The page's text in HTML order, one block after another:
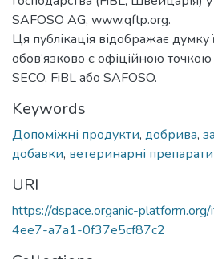
SAFOSO AG, www.qftp.org.
Ця публікація відображає думку
обов‘язково є офіційною
SECO, FiBL або SAFOSO.
Keywords
Допоміжні продукти, добрива,
добавки, ветеринарні препарати
URI
https://dspace.organic-
4ee7-a7a1-0f37e5cf87c2